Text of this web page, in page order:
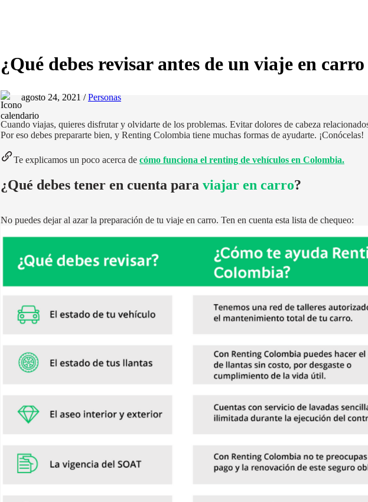
¿Qué debes revisar antes de un viaje en
agosto 24, 2021 /Personas
Cuando viajas, quieres disfrutar y olvidarte de los problemas. Evitar dolores de cabeza
Por eso debes prepararte bien, y Renting Colombia tiene muchas formas de ayudarte. ¡Conócelas!
Te explicamos un poco acerca de cómo funciona el renting de vehículos en Colombia.
¿Qué debes tener en cuenta para viajar en carro?
No puedes dejar al azar la preparación de tu viaje en carro. Ten en cuenta esta lista de chequeo: